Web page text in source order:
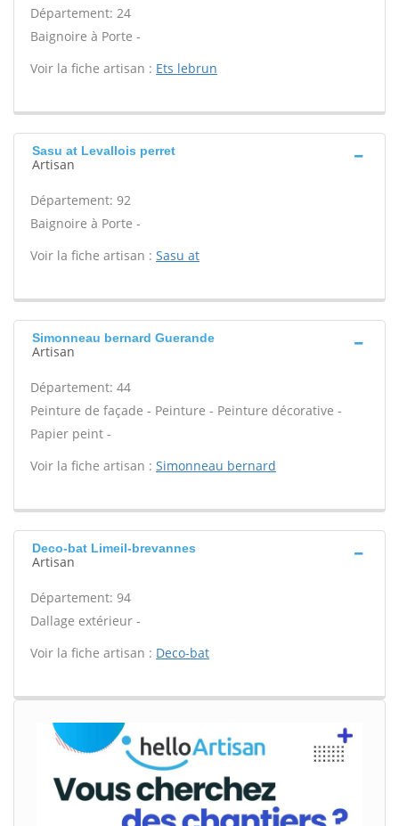
Département: 24
Baignoire à Porte -
Voir la fiche artisan : Ets lebrun
Sasu at Levallois perret
Artisan
Département: 92
Baignoire à Porte -
Voir la fiche artisan : Sasu at
Simonneau bernard Guerande
Artisan
Département: 44
Peinture de façade - Peinture - Peinture décorative -
Papier peint -
Voir la fiche artisan : Simonneau bernard
Deco-bat Limeil-brevannes
Artisan
Département: 94
Dallage extérieur -
Voir la fiche artisan : Deco-bat